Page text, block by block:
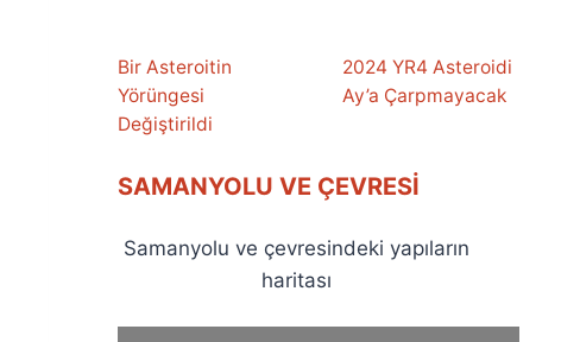
Bir Asteroitin
Yörüngesi
Değiştirildi
2024 YR4 Asteroidi
Ay’a Çarpmayacak
SAMANYOLU VE ÇEVRESI
Samanyolu ve çevresindeki yapıların
haritası